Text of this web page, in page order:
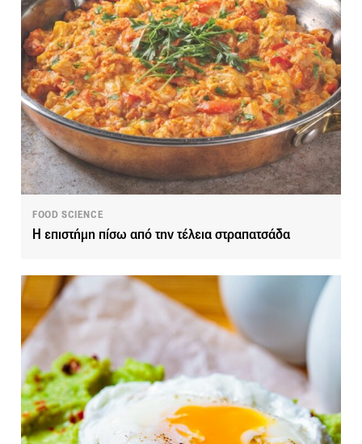
FOOD SCIENCE
Η επιστήμη πίσω από την τέλεια στραπατσάδα